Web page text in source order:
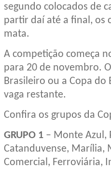
segundo colocados de
partir daí até a final, os
mata.
A competição começa
para 20 de novembro.
Brasileiro ou a Copa do
vaga restante.
Confira os grupos da
GRUPO 1 – Monte Azul,
Catanduvense, Marília,
Comercial, Ferroviária,